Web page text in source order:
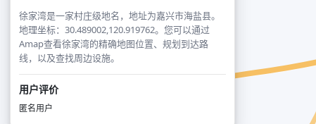
徐家湾是一家村庄级地名，地址为嘉兴市海盐县。
地理坐标：30.489002,120.919762。您可以通过
Amap查看徐家湾的精确地图位置、规划到达路
线，以及查找周边设施。
用户评价
匿名用户